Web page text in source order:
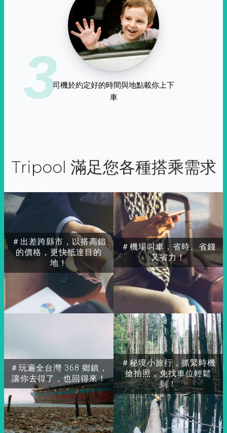
3司機於約定好的時間與地點載你上下
車
Tripool 滿足您各種搭乘需求
＃出差跨縣市，以搭高鐵
的價格，更快抵達目的
地！
＃玩遍全台灣 368 鄉鎮，
讓你去得了，也回得來！
＃秘境小旅行，抓緊時機
搶拍照，免找車位輕鬆
到！
＃機場叫車，省時、省錢
又省力！